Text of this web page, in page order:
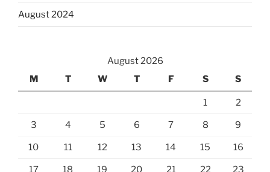
August 2024
August 2026
M
T W T F S S
1 2
3 4 5 6 7 8 9
10 11 12 13 14 15 16
17 18 19 20 21 22 23